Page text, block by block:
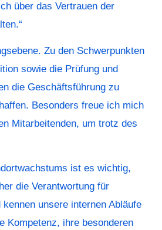
über das Vertrauen der
Zu den Schwerpunkten
sowie die Prüfung und
die Geschäftsführung zu
Besonders freue ich mich
Mitarbeitenden, um trotz des
ist es wichtig,
die Verantwortung für
unsere internen Abläufe
Kompetenz, ihre besonderen